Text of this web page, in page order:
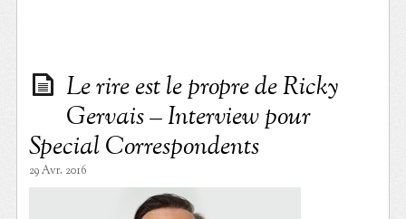
Le rire est le propre de Ricky
Gervais – Interview pour
Special Correspondents
29 Avr. 2016